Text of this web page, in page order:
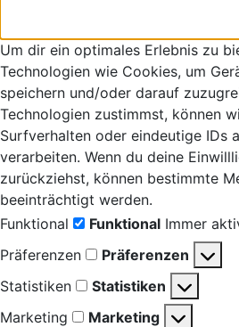
Um dir ein optimales Erlebnis zu
Technologien wie Cookies, um
speichern und/oder darauf
Technologien zustimmst, können
Surfverhalten oder eindeutige IDs
verarbeiten. Wenn du deine
zurückziehst, können bestimmte
beeinträchtigt werden.
Funktional
Funktional Immer
Präferenzen
Präferenzen
Statistiken
Statistiken
Marketing
Marketing